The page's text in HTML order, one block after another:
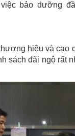
bảo dưỡng
hiệu và cao
sách đãi ngộ rất